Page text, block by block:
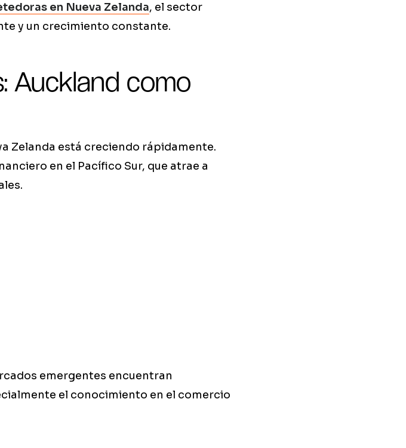
en Nueva Zelanda, el sector
y un crecimiento constante.
Auckland como
Zelanda está creciendo rápidamente.
en el Pacífico Sur, que atrae a
emergentes encuentran
el conocimiento en el comercio